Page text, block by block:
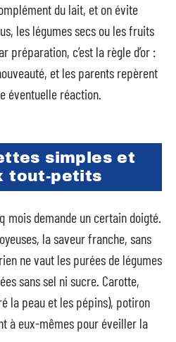
du lait, et on évite
les légumes secs ou les fruits
préparation, c’est la règle d’or :
et les parents repèrent
éventuelle réaction.
simples et
tout-petits
mois demande un certain doigté.
la saveur franche, sans
ne vaut les purées de légumes
sans sel ni sucre. Carotte,
la peau et les pépins), potiron
à eux-mêmes pour éveiller la